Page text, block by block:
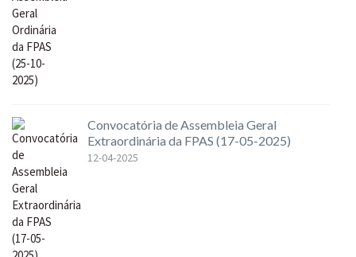
Convocatória de Assembleia Geral
Extraordinária da FPAS (17-05-2025)
12-04-2025